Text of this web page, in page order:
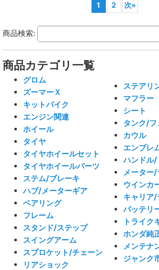
1 2 次»
商品検索:
商品カテゴリ一覧
グロム
ズーマーＸ
キットバイク
エンジン関連
ホイール
タイヤ
タイヤホイールセット
タイヤホイールパーツ
ステム/ブレーキ
ハブ/メーターギア
ベアリング
フレーム
スタンド/ステップ
スイングアーム
スプロケット/チェーン
リアショック
ステアリ
マフラー
シート
タンク/フ
カウル
エンブレ
ハンドル/
メーター/
ウインカ
キャリア/
バッテリ
トライク
ホンダ純
メンテナ
ジャンク